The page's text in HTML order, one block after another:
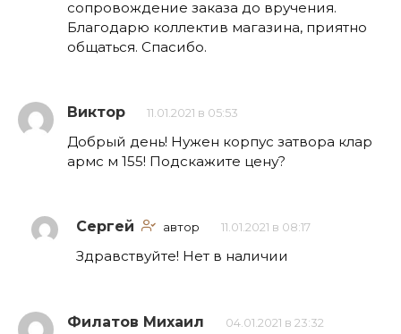
сопровождение заказа до вручения.
Благодарю коллектив магазина, приятно
общаться. Спасибо.
Виктор 11.01.2021 в 05:53
Добрый день! Нужен корпус затвора клар
армс м 155! Подскажите цену?
Сергей автор 11.01.2021 в 08:17
Здравствуйте! Нет в наличии
Филатов Михаил 04.01.2021 в 23:32